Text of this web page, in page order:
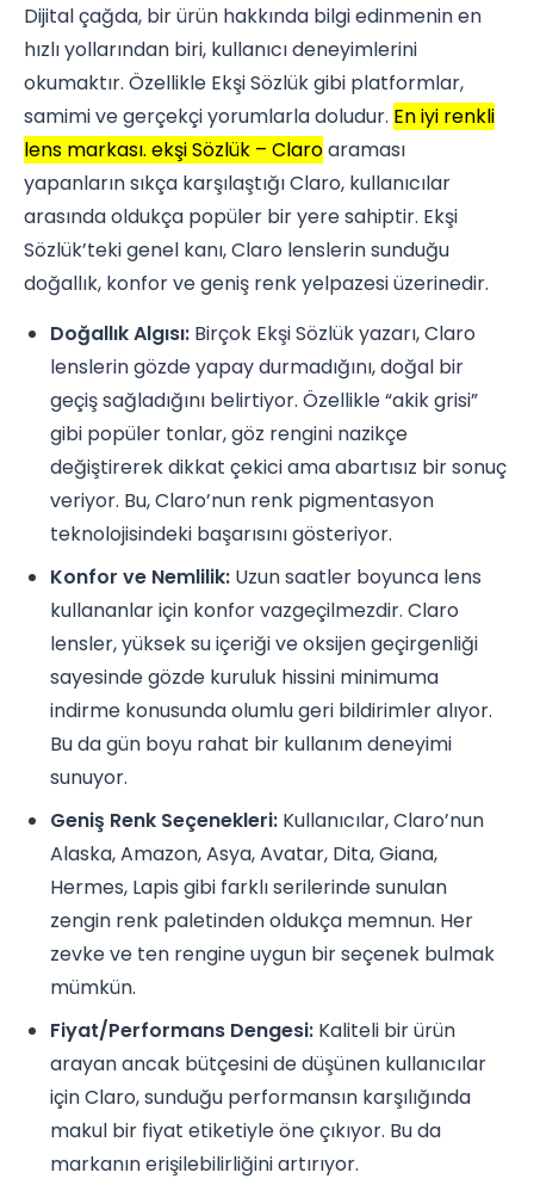
Dijital çağda, bir ürün hakkında bilgi edinmenin en
hızlı yollarından biri, kullanıcı deneyimlerini
okumaktır. Özellikle Ekşi Sözlük gibi platformlar,
samimi ve gerçekçi yorumlarla doludur. En iyi renkli
lens markası. ekşi Sözlük – Claroaraması
yapanların sıkça karşılaştığı Claro, kullanıcılar
arasında oldukça popüler bir yere sahiptir. Ekşi
Sözlük’teki genel kanı, Claro lenslerin sunduğu
doğallık, konfor ve geniş renk yelpazesi üzerinedir.
Doğallık Algısı: Birçok Ekşi Sözlük yazarı, Claro
lenslerin gözde yapay durmadığını, doğal bir
geçiş sağladığını belirtiyor. Özellikle “akik grisi”
gibi popüler tonlar, göz rengini nazikçe
değiştirerek dikkat çekici ama abartısız bir sonuç
veriyor. Bu, Claro’nun renk pigmentasyon
teknolojisindeki başarısını gösteriyor.
Konfor ve Nemlilik: Uzun saatler boyunca lens
kullananlar için konfor vazgeçilmezdir. Claro
lensler, yüksek su içeriği ve oksijen geçirgenliği
sayesinde gözde kuruluk hissini minimuma
indirme konusunda olumlu geri bildirimler alıyor.
Bu da gün boyu rahat bir kullanım deneyimi
sunuyor.
Geniş Renk Seçenekleri: Kullanıcılar, Claro’nun
Alaska, Amazon, Asya, Avatar, Dita, Giana,
Hermes, Lapis gibi farklı serilerinde sunulan
zengin renk paletinden oldukça memnun. Her
zevke ve ten rengine uygun bir seçenek bulmak
mümkün.
Fiyat/Performans Dengesi: Kaliteli bir ürün
arayan ancak bütçesini de düşünen kullanıcılar
için Claro, sunduğu performansın karşılığında
makul bir fiyat etiketiyle öne çıkıyor. Bu da
markanın erişilebilirliğini artırıyor.